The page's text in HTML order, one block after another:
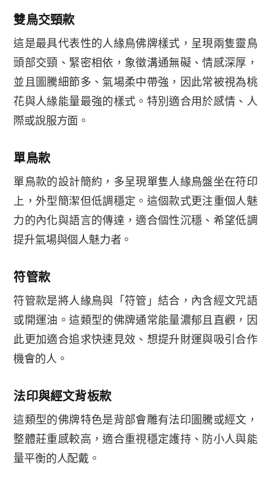
雙鳥交頸款
這是最具代表性的人緣鳥佛牌樣式，呈現兩隻靈鳥
頭部交頸、緊密相依，象徵溝通無礙、情感深厚，
並且圖騰細節多、氣場柔中帶強，因此常被視為桃
花與人緣能量最強的樣式。特別適合用於感情、人
際或說服方面。
單鳥款
單鳥款的設計簡約，多呈現單隻人緣鳥盤坐在符印
上，外型簡潔但低調穩定。這個款式更注重個人魅
力的內化與語言的傳達，適合個性沉穩、希望低調
提升氣場與個人魅力者。
符管款
符管款是將人緣鳥與「符管」結合，內含經文咒語
或開運油。這類型的佛牌通常能量濃郁且直觀，因
此更加適合追求快速見效、想提升財運與吸引合作
機會的人。
法印與經文背板款
這類型的佛牌特色是背部會雕有法印圖騰或經文，
整體莊重感較高，適合重視穩定護持、防小人與能
量平衡的人配戴。